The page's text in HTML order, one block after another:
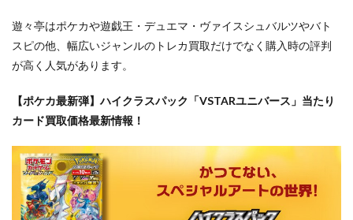
遊々亭はポケカや遊戯王・デュエマ・ヴァイスシュバルツやバト
スピの他、幅広いジャンルのトレカ買取だけでなく購入時の評判
が高く人気があります。
【ポケカ最新弾】ハイクラスパック「VSTARユニバース」当たり
カード買取価格最新情報！